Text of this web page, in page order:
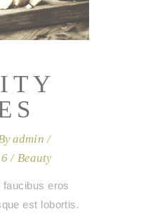
admin
6 Beauty
eros
est lobortis.